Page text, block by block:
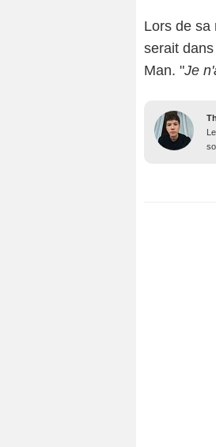
Lors de sa
serait
Man. "Je